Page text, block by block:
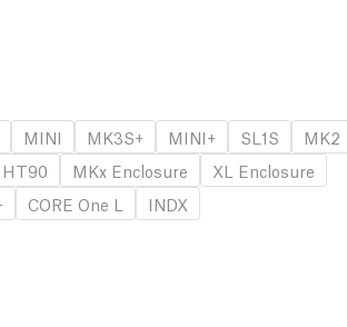
MINI MK3S+ MINI+ SL1S
MK2
HT90 MKx Enclosure
XL Enclosure
CORE One L INDX